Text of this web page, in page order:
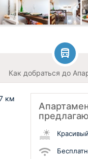
Как добраться до
км